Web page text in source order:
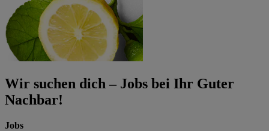
Wir suchen dich – Jobs bei Ihr Guter
Nachbar!
Jobs